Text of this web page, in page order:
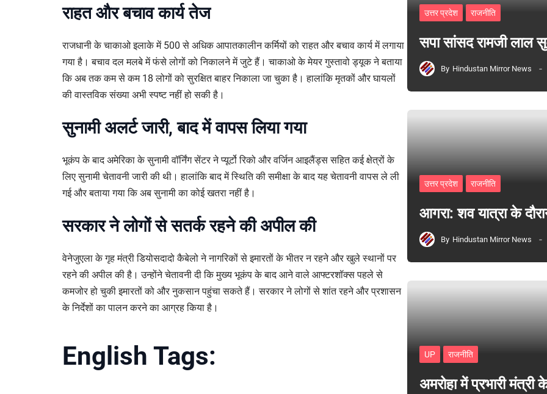
राहत और बचाव कार्य तेज
राजधानी के चाकाओ इलाके में 500 से अधिक आपातकालीन कर्मियों को राहत और बचाव कार्य में लगाया
गया है। बचाव दल मलबे में फंसे लोगों को निकालने में जुटे हैं। चाकाओ के मेयर गुस्तावो ड्यूक ने बताया
कि अब तक कम से कम 18 लोगों को सुरक्षित बाहर निकाला जा चुका है। हालांकि मृतकों और घायलों
की वास्तविक संख्या अभी स्पष्ट नहीं हो सकी है।
सुनामी अलर्ट जारी, बाद में वापस लिया गया
भूकंप के बाद अमेरिका के सुनामी वॉर्निंग सेंटर ने प्यूर्टो रिको और वर्जिन आइलैंड्स सहित कई क्षेत्रों के
लिए सुनामी चेतावनी जारी की थी। हालांकि बाद में स्थिति की समीक्षा के बाद यह चेतावनी वापस ले ली
गई और बताया गया कि अब सुनामी का कोई खतरा नहीं है।
सरकार ने लोगों से सतर्क रहने की अपील की
वेनेजुएला के गृह मंत्री डियोसदादो कैबेलो ने नागरिकों से इमारतों के भीतर न रहने और खुले स्थानों पर
रहने की अपील की है। उन्होंने चेतावनी दी कि मुख्य भूकंप के बाद आने वाले आफ्टरशॉक्स पहले से
कमजोर हो चुकी इमारतों को और नुकसान पहुंचा सकते हैं। सरकार ने लोगों से शांत रहने और प्रशासन
के निर्देशों का पालन करने का आग्रह किया है।
English Tags:
उत्तर प्रदेश राजनीति
सपा सांसद रामजी लाल
By Hindustan Mirror News
उत्तर प्रदेश राजनीति
आगरा: शव यात्रा के
By Hindustan Mirror News
UP राजनीति
अमरोहा में प्रभारी